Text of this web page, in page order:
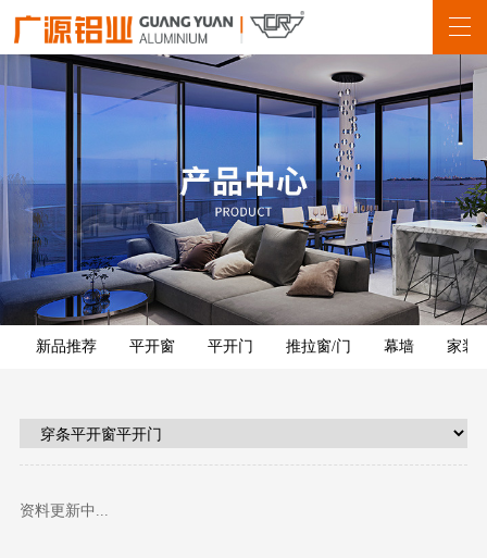
新品推荐 平开窗 平开门 推拉窗/门 幕墙 家装
资料更新中...